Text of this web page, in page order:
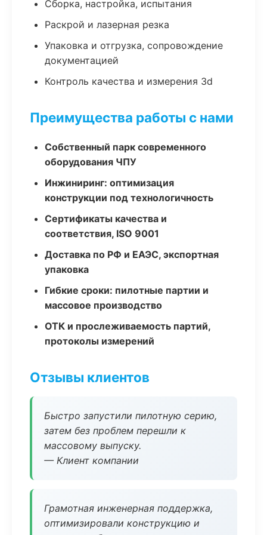
Сборка, настройка, испытания
Раскрой и лазерная резка
Упаковка и отгрузка, сопровождение
документацией
Контроль качества и измерения 3d
Преимущества работы с нами
Собственный парк современного
оборудования ЧПУ
Инжиниринг: оптимизация
конструкции под технологичность
Сертификаты качества и
соответствия, ISO 9001
Доставка по РФ и ЕАЭС, экспортная
упаковка
Гибкие сроки: пилотные партии и
массовое производство
ОТК и прослеживаемость партий,
протоколы измерений
Отзывы клиентов
Быстро запустили пилотную серию,
затем без проблем перешли к
массовому выпуску.
— Клиент компании
Грамотная инженерная поддержка,
оптимизировали конструкцию и